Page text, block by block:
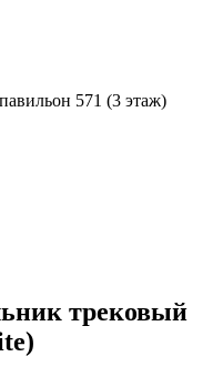
571 (3 этаж)
трековый